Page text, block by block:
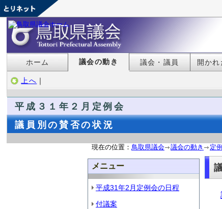
ホーム 議会の動き 議会・議員 開か
上へ ｜
平成３１年２月定例会
議員別の賛否の状況
現在の位置： 鳥取県議会 議会の動き 定
メニュー
平成31年2月定例会の日程
付議案